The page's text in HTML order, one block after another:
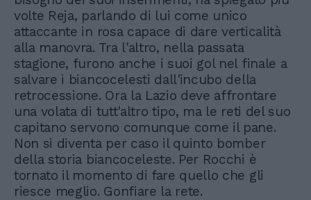
volte Reja, parlando di lui come unico
attaccante in rosa capace di dare verticalità
alla manovra. Tra l'altro, nella passata
stagione, furono anche i suoi gol nel finale a
salvare i biancocelesti dall'incubo della
retrocessione. Ora la Lazio deve affrontare
una volata di tutt'altro tipo, ma le reti del suo
capitano servono comunque come il pane.
Non si diventa per caso il quinto bomber
della storia biancoceleste. Per Rocchi è
tornato il momento di fare quello che gli
riesce meglio. Gonfiare la rete.